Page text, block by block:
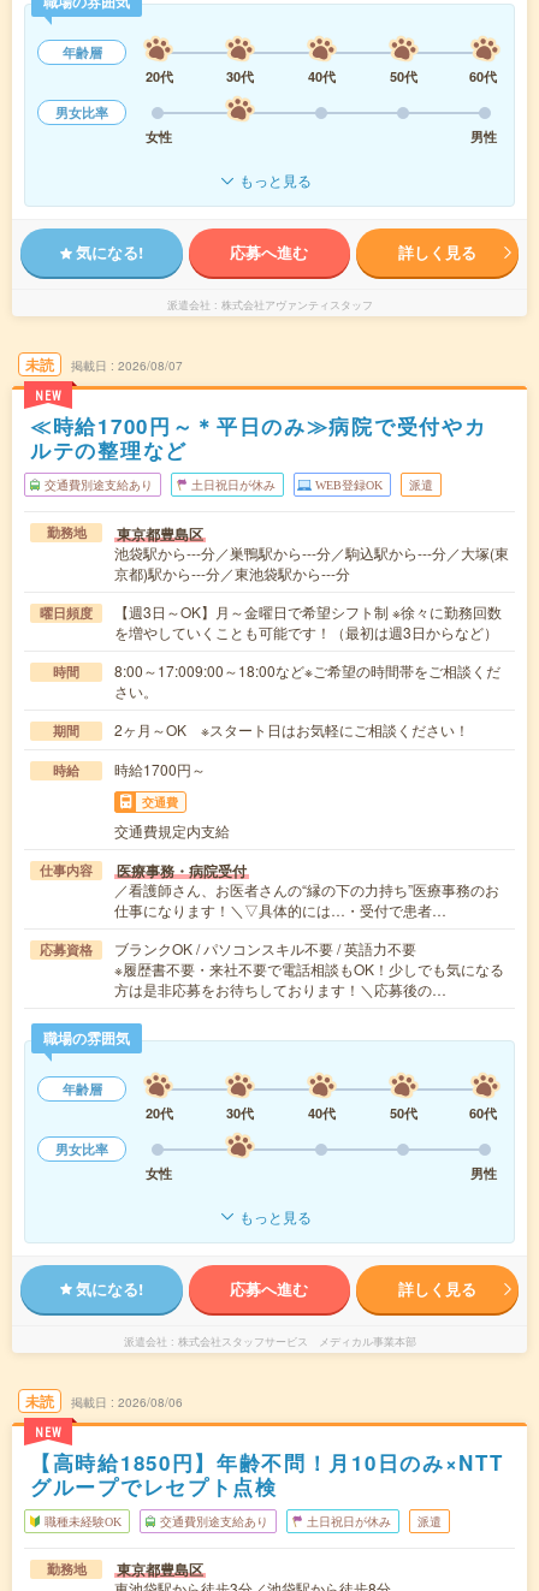
年齢層
20代
30代 40代 50代
60代
男女比率
女性
男性
もっと見る
気になる! 応募へ進む 詳しく見る
派遣会社 株式会社アヴァンティスタッフ
未読
NEW
掲載日 2026/08/07
≪時給1700円～＊平日のみ≫病院で受付やカ
ルテの整理など
交通費別途支給あり 土日祝日が休み WEB登録OK 派遣
勤務地 東京都豊島区
池袋駅から---分／巣鴨駅から---分／駒込駅から---分／大塚(東
京都)駅から---分／東池袋駅から---分
曜日頻度
【週3日～OK】月～金曜日で希望シフト制 ※徐々に勤務回数
を増やしていくことも可能です！（最初は週3日からなど）
時間
8:00～17:009:00～18:00など※ご希望の時間帯をご相談くだ
さい。
期間 2ヶ月～OK ※スタート日はお気軽にご相談ください！
時給 時給1700円～
交通費
交通費規定内支給
仕事内容 医療事務・病院受付
／看護師さん、お医者さんの“縁の下の力持ち”医療事務のお
仕事になります！＼▽具体的には…・受付で患者…
応募資格
ブランクOK / パソコンスキル不要 / 英語力不要
※履歴書不要・来社不要で電話相談もOK！少しでも気になる
方は是非応募をお待ちしております！＼応募後の…
職場の雰囲気
年齢層
20代
30代 40代 50代
60代
男女比率
女性
男性
もっと見る
気になる! 応募へ進む 詳しく見る
派遣会社 株式会社スタッフサービス メディカル事業本部
未読
NEW
掲載日 2026/08/06
【高時給1850円】年齢不問！月10日のみ×NTT
グループでレセプト点検
職種未経験OK 交通費別途支給あり 土日祝日が休み 派遣
勤務地 東京都豊島区